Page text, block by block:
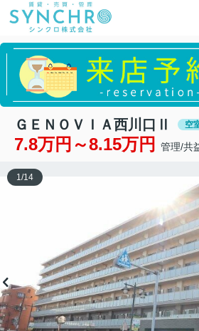
ＧＥＮＯＶＩＡ西川口Ⅱ 空
7.8万円～8.15万円 管理/共
1 /14